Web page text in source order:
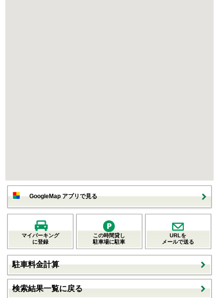
GoogleMap アプリで見る
マイパーキング
に登録
この時間貸し
駐車場に駐車
URLを
メールで送る
駐車料金計算
検索結果一覧に戻る